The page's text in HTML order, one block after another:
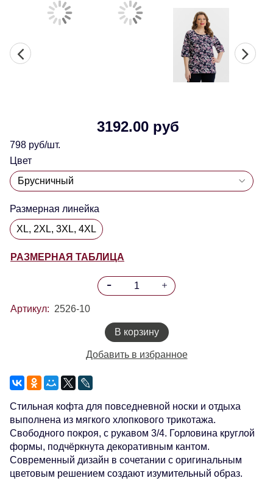
3192.00 руб
798 руб/шт.
Цвет
Размерная линейка
XL, 2XL, 3XL, 4XL
РАЗМЕРНАЯ ТАБЛИЦА
Артикул: 2526-10
В корзину
Добавить в избранное
Стильная кофта для повседневной носки и отдыха
выполнена из мягкого хлопкового трикотажа.
Свободного покроя, с рукавом 3/4. Горловина круглой
формы, подчёркнута декоративным кантом.
Современный дизайн в сочетании с оригинальным
цветовым решением создают изумительный образ.